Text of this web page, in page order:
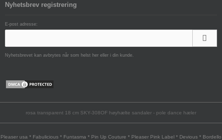
Nyhetsbrev registrering
E-post adresse:
Nyhetsbrevet kan avbrytes når som helst her eller i din kunde.
rosa transparent 18 cm SKY-308OF høyhælte sandaler - pole dance hæler
Pleaser usa * Fabulicious * Funtasma * Pin Up Couture * Pleaser Pink Label * Devious * Bordello